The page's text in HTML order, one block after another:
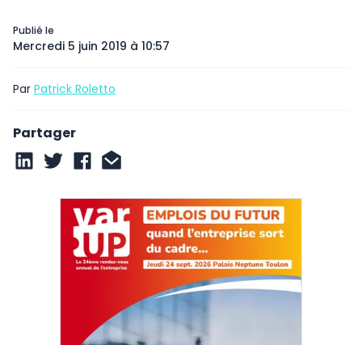
Publié le
Mercredi 5 juin 2019 à 10:57
Par Patrick Roletto
Partager